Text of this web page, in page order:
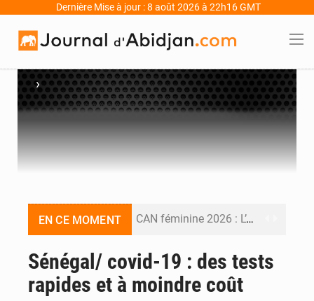
Dernière Mise à jour : 8 août 2026 à 22h16 GMT
›
EN CE MOMENT CAN féminine 2026 : L’Algérie bat la Côte d’Ivoire (2-1) et se qualifie pour le Mondial 2027
Indépendance 2026 : plus de 5 400 militaires mobilisés, une démonstration de force de l’armée ivoirienne à Yopougon
Sénégal/ covid-19 : des tests
rapides et à moindre coût